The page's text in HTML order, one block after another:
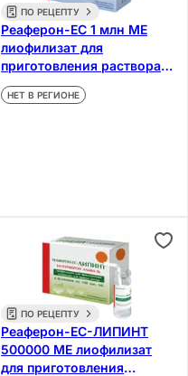
ПО РЕЦЕПТУ
Реаферон-ЕС 1 млн МЕ
лиофилизат для
приготовления раствора
для инъекций и местно 5
шт
НЕТ В РЕГИОНЕ
ПО РЕЦЕПТУ
Реаферон-ЕС-ЛИПИНТ
500000 МЕ лиофилизат
для приготовления